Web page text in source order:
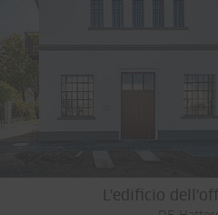
L'edificio